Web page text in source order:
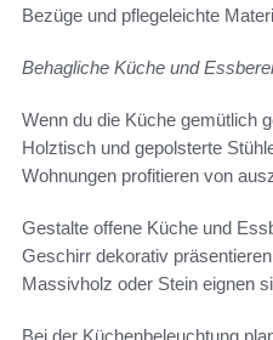
Bezüge und pflegeleichte
Behagliche Küche und
Wenn du die Küche gemütlich
Holztisch und gepolsterte
Wohnungen profitieren von
Gestalte offene Küche und
Geschirr dekorativ
Massivholz oder Stein eignen